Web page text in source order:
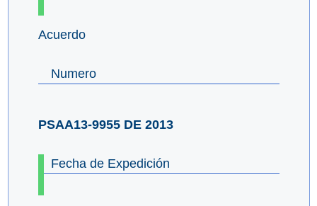
Acuerdo
Numero
PSAA13-9955 DE 2013
Fecha de Expedición